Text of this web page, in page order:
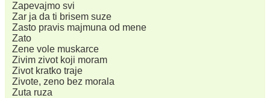
Zapevajmo svi
Zar ja da ti brisem suze
Zasto pravis majmuna od mene
Zato
Zene vole muskarce
Zivim zivot koji moram
Zivot kratko traje
Zivote, zeno bez morala
Zuta ruza